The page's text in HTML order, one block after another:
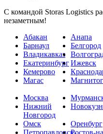
С командой Storas Logistics
незаметным!
Абакан
Анапа
Барнаул
Белгород
Владикавказ
ЕкатеринбургИжевск
Кемерово
Магас
Москва
Нижний
Новгород
Омск
Оренбург
Петропавловск-Ростов-